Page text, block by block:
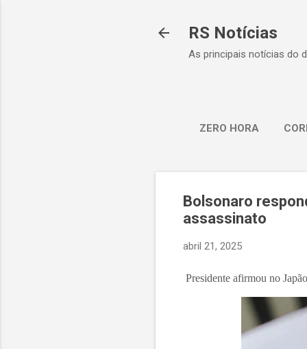
RS Notícias
As principais notícias do
ZERO HORA
Bolsonaro
assassinato
abril 21, 2025
Presidente afirmou no